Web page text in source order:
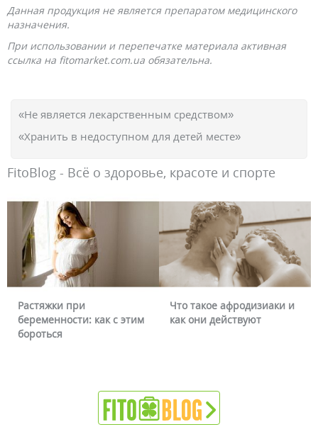
Данная продукция не является препаратом медицинского
назначения.
При использовании и перепечатке материала активная
ссылка на fitomarket.com.ua обязательна.
«Не является лекарственным средством»
«Хранить в недоступном для детей месте»
FitoBlog - Всё о здоровье, красоте и спорте
при
как с этим
Что такое афродизиаки и
как они действуют
Почему